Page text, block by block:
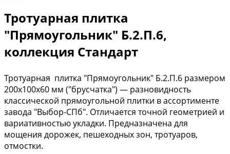
Тротуарная плитка
"Прямоугольник" Б.2.П.6,
коллекция Стандарт
Тротуарная плитка "Прямоугольник" Б.2.П.6 размером
200х100х60 мм ("брусчатка") — разновидность
классической прямоугольной плитки в ассортименте
завода "Выбор-СПб". Отличается точной геометрией и
вариативностью укладки. Предназначена для
мощения дорожек, пешеходных зон, тротуаров,
отмостки.